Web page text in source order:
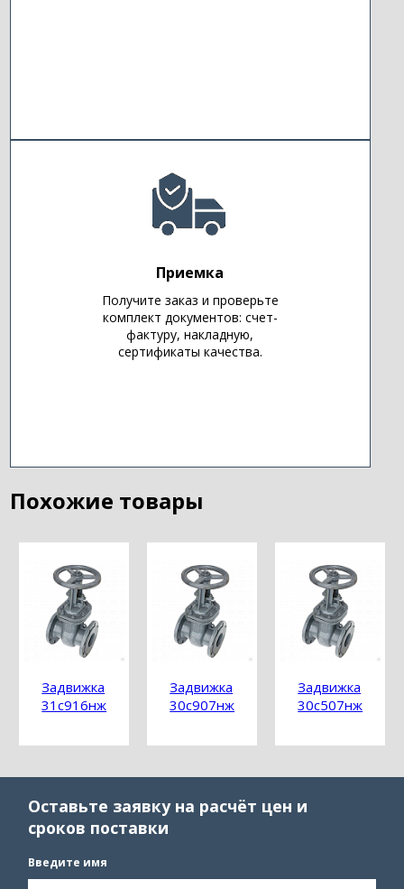
Приемка
Получите заказ и проверьте
комплект документов: счет-
фактуру, накладную,
сертификаты качества.
Похожие товары
Задвижка
31с916нж
Задвижка
30с907нж
Задвижка
30с507нж
Оставьте заявку на расчёт цен и
сроков поставки
Введите имя